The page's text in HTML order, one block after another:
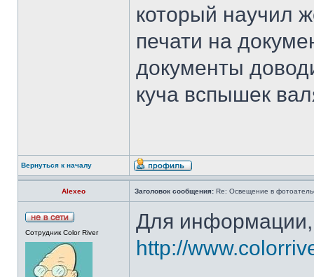
который научил
печати на
документы
куча вспышек
Вернуться к началу
Alexeo Заголовок сообщения: Re: Освещение в
Сотрудник Color River
Для
http://